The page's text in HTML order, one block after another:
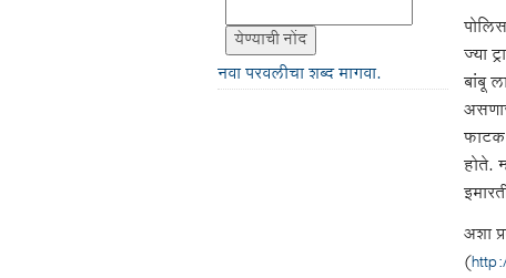
नवा परवलीचा शब्द मागवा.
ज्या
बांबू
फाटक
होते.
अशा
(